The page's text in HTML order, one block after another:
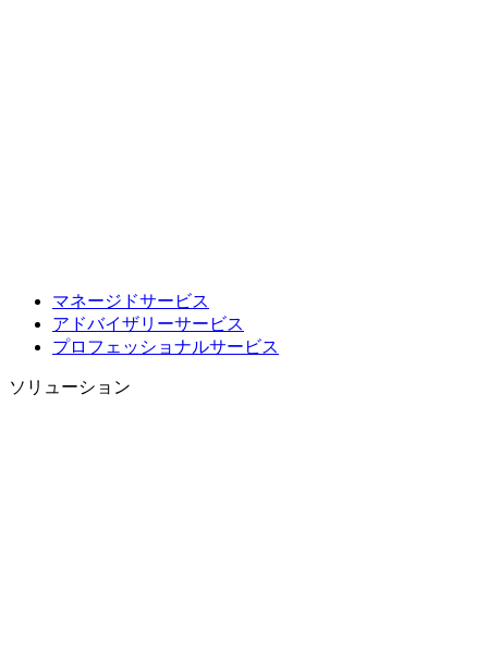
マネージドサービス
アドバイザリーサービス
プロフェッショナルサービス
ソリューション